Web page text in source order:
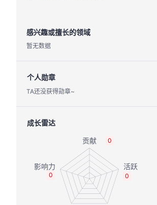
感兴趣或擅长的领域
暂无数据
个人勋章
TA还没获得勋章~
成长雷达
0
0
0